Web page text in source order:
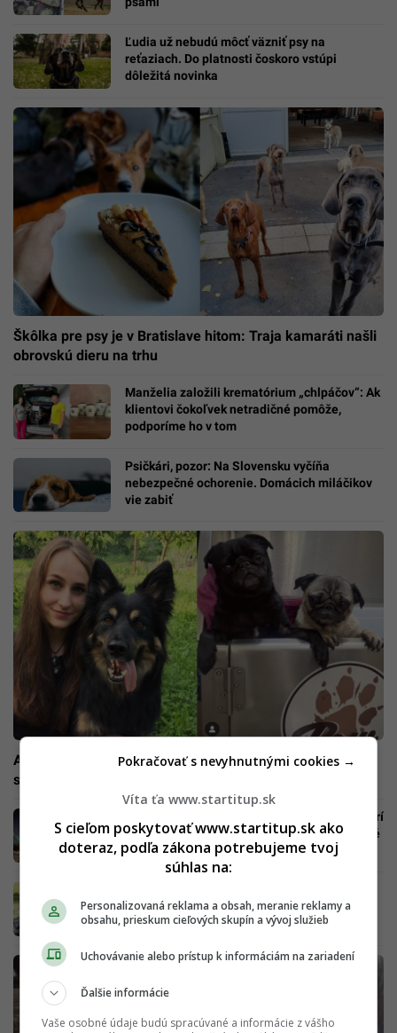
Ľudia už nebudú môcť väzniť psy na
reťaziach. Do platnosti čoskoro vstúpi
dôležitá novinka
Škôlka pre psy je v Bratislave hitom: Traja kamaráti našli
obrovskú dieru na trhu
Manželia založili krematórium „chlpáčov“: Ak
klientovi čokoľvek netradičné pomôže,
podporíme ho v tom
Psičkári, pozor: Na Slovensku vyčíňa
nebezpečné ochorenie. Domácich miláčikov
vie zabiť
Anna vedie špičkový wellness pre psov. Slováci majú o
služby pre „chlpáčov“ pozoruhodný záujem
Práca husky guide-a je fyzicky náročná, hovorí
cestovateľský pár. Vo svete zažili neskutočné
veci
mastná pokuta, v extrémnych prípadoch aj
basa
Víta ťa www.startitup.sk
S cieľom poskytovať www.startitup.sk ako
doteraz, podľa zákona potrebujeme tvoj
súhlas na:
Personalizovaná reklama a obsah, meranie reklamy a
obsahu, prieskum cieľových skupín a vývoj služieb
Uchovávanie alebo prístup k informáciám na zariadení
Ďalšie informácie
Vaše osobné údaje budú spracúvané a informácie z vášho
Pokračovať s nevyhnutnými cookies →